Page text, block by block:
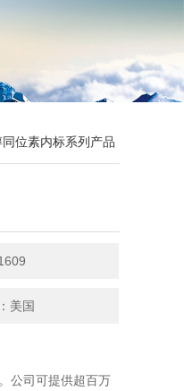
位素内标系列产品
美国
公司可提供超百万